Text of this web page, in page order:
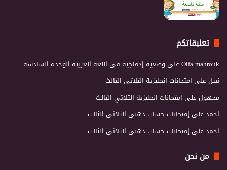
تعليقاتكم
Olfa mahroukعلى وضعية إدماجية في اللغة العربية الوحدة السادسة
نبيلعلى امتحانات انجليزية الثلاثي الثالث
مجهولعلى امتحانات انجليزية الثلاثي الثالث
احمدعلى إمتحانات حساب ذهني الثلاثي الثالث
احمدعلى إمتحانات حساب ذهني الثلاثي الثالث
من نحن